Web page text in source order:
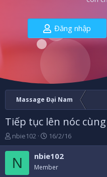
Đăng nhập
Massage Đại Nam
Tiếp tục lên nóc
B
ắ
t
đ
nbie102
N
g
à
y
b
16/2/16
N nbie102
Member